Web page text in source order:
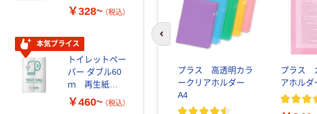
プラス 高透明カラ
ークリアホルダー
A4
プラス
アホル
前のスライドへ
スクル スマート
証
￥328~ （税込）
本気プライス
トイレットペー
パー ダブル60
ｍ 再生紙
100% 6ロール
リサイクル100
￥460~ （税込）
し（パウダーフ
リー）
￥298~ （税込）
本気プライス
ラルミネラルウ
ォーター 500ml
付き／2Lラベル
オリ